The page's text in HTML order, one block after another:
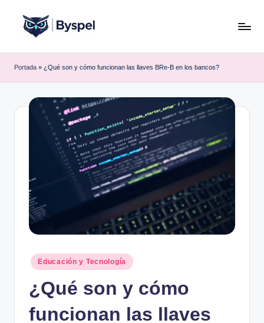
contenido
y
s
p
Portada » ¿Qué son y cómo funcionan las llaves BRe-B en los bancos?
Publicado
en
Educación y Tecnología
¿Qué son y cómo
funcionan las llaves